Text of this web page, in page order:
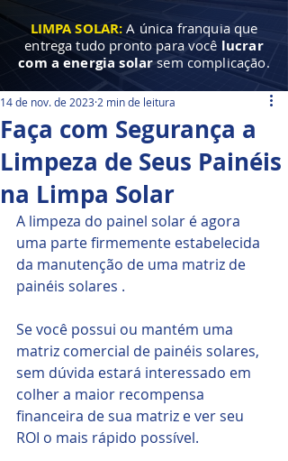
LIMPA SOLAR:A única franquia que
entrega tudo pronto para você lucrar
com a energia solar sem complicação.
Faça com Segurança a
Limpeza de Seus Painéis
na Limpa Solar
14 de nov. de 2023 2 min de leitura
A limpeza do painel solar é agora
uma parte firmemente estabelecida
da manutenção de uma matriz de
painéis solares .
Se você possui ou mantém uma
matriz comercial de painéis solares,
sem dúvida estará interessado em
colher a maior recompensa
financeira de sua matriz e ver seu
ROI o mais rápido possível.